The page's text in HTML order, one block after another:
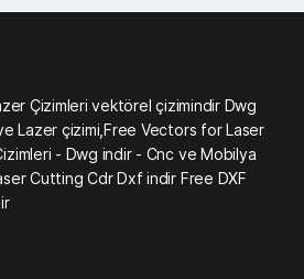
Çizimleri vektörel çizimindir Dwg
Lazer çizimi,Free Vectors for Laser
- Dwg indir - Cnc ve Mobilya
Cutting Cdr Dxf indir Free DXF